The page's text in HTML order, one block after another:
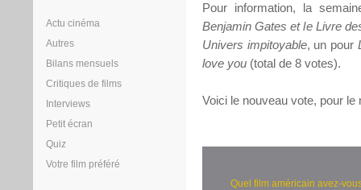
Actu cinéma
Autres
Bilans mensuels
Critiques de films
Interviews
Petit écran
Quiz
Votre film préféré
Pour information, la
Benjamin Gates et le Livre
Univers impitoyable, un pour
love you (total de 8 votes).
Voici le nouveau vote, pour le
Quel film américain avez-